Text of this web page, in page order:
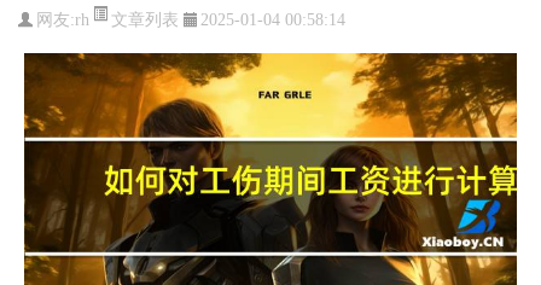
网友:rh 文章列表 2025-01-04 00:58:14